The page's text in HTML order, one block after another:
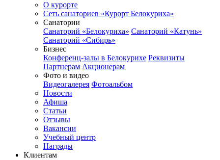
О курорте
Сеть санаториев «Курорт Белокуриха»
Санатории
Санаторий «Белокуриха» Санаторий «Катунь»
Санаторий «Сибирь»
Бизнес
Конференц-залы в Белокурихе Реквизиты
Партнерам Акционерам
Фото и видео
Видеогалерея Фотоальбом
Новости
Афиша
Статьи
Отзывы
Вакансии
Учебный центр
Награды
Клиентам